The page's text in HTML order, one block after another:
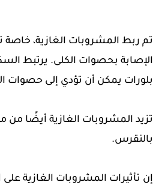
تم ربط المشروبات الغازية، خاصة
الإصابة بحصوات الكلى. يرتبط
بلورات يمكن أن تؤدي إلى حصوات
تزيد المشروبات الغازية أيضًا
بالنقرس.
إن تأثيرات المشروبات الغازية